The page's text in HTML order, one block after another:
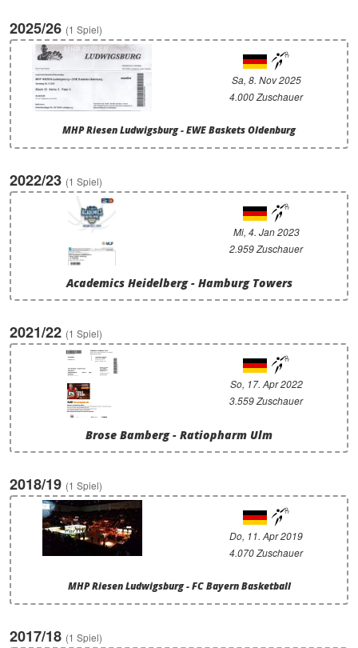
2025/26 (1 Spiel)
Sa, 8. Nov 2025
4.000 Zuschauer
MHP Riesen Ludwigsburg - EWE Baskets Oldenburg
2022/23 (1 Spiel)
Mi, 4. Jan 2023
2.959 Zuschauer
Academics Heidelberg - Hamburg Towers
2021/22 (1 Spiel)
So, 17. Apr 2022
3.559 Zuschauer
Brose Bamberg - Ratiopharm Ulm
2018/19 (1 Spiel)
Do, 11. Apr 2019
4.070 Zuschauer
MHP Riesen Ludwigsburg - FC Bayern Basketball
2017/18 (1 Spiel)